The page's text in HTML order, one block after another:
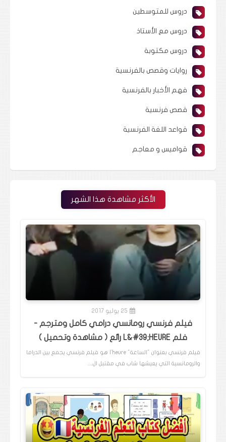
دروس للمتوسطين
دروس مع الأستاذ
دروس مكتوبة
روايات وقصص بالفرنسية
فهم الأخبار بالفرنسية
قصص فرنسية
قواعد اللغة الفرنسية
قواميس و معاجم
الأكثر مشاهدة هذا الشهر
25 يوليو 2017
فيلم فرنسي رومانسي درامي كامل ومترجم -
فلم L&#39;HEURE رائع ( مشاهدة وتحميل )
فيلم فرنسي بعنوان "الساعة" l'heure هو فيلم فرنسي يجمع بين الدراما
والرومانسية التي يعيشها شاب في مقتبل ال…